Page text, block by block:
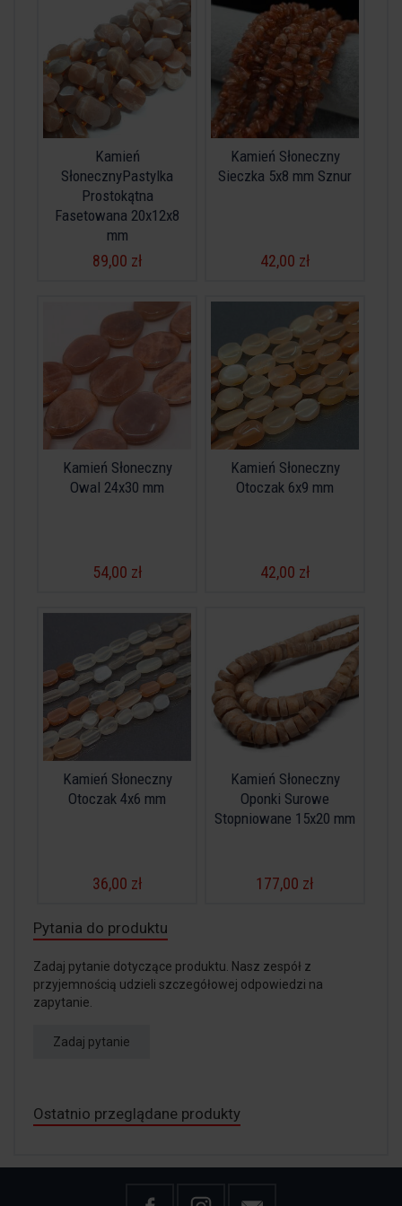
Kamień
SłonecznyPastylka
Prostokątna
Fasetowana 20x12x8
mm
89,00 zł
Kamień Słoneczny
Sieczka 5x8 mm Sznur
42,00 zł
Kamień Słoneczny
Owal 24x30 mm
54,00 zł
Kamień Słoneczny
Otoczak 6x9 mm
42,00 zł
Kamień Słoneczny
Otoczak 4x6 mm
36,00 zł
Kamień Słoneczny
Oponki Surowe
Stopniowane 15x20 mm
177,00 zł
Pytania do produktu
Zadaj pytanie dotyczące produktu. Nasz zespół z
przyjemnością udzieli szczegółowej odpowiedzi na
zapytanie.
Zadaj pytanie
Ostatnio przeglądane produkty